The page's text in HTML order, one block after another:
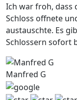
Ich war froh, dass
Schloss offnete
austauschte. Es
Schlossern sofort
Manfred G